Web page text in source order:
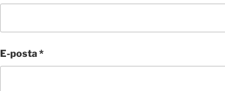
E-posta*